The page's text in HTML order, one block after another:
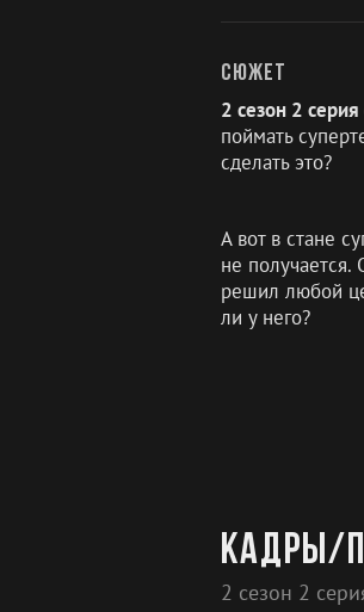
Сюжет
2 сезон 2
поймать
сделать это?
А вот в стане
не
решил любой
ли у него?
Кадры/
2 сезон 2